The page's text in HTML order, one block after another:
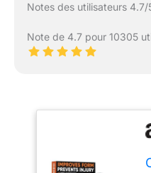
Notes des utilisateurs 4.7/
Note de 4.7 pour 10305